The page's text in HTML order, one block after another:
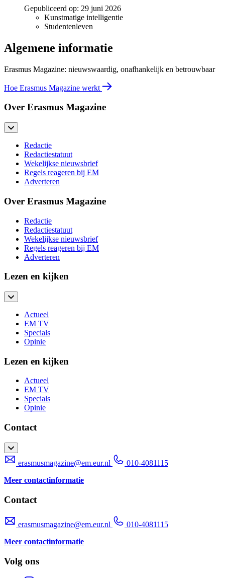
Gepubliceerd op: 29 juni 2026
Kunstmatige intelligentie
Studentenleven
Algemene informatie
Erasmus Magazine: nieuwswaardig, onafhankelijk en betrouwbaar
Hoe Erasmus Magazine werkt
Over Erasmus Magazine
Redactie
Redactiestatuut
Wekelijkse nieuwsbrief
Regels reageren bij EM
Adverteren
Over Erasmus Magazine
Redactie
Redactiestatuut
Wekelijkse nieuwsbrief
Regels reageren bij EM
Adverteren
Lezen en kijken
Actueel
EM TV
Specials
Opinie
Lezen en kijken
Actueel
EM TV
Specials
Opinie
Contact
erasmusmagazine@em.eur.nl
010-4081115
Meer contactinformatie
Contact
erasmusmagazine@em.eur.nl
010-4081115
Meer contactinformatie
Volg ons